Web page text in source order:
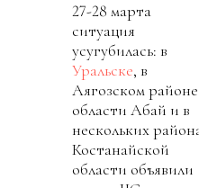
27-28 марта
ситуация
усугубилась: в
Уральске, в
Аягозском районе
области Абай и в
нескольких
Костанайской
области объявили